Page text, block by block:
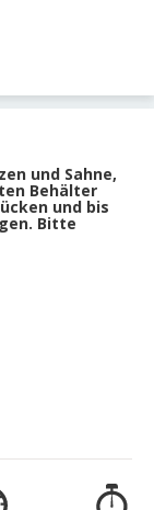
und Sahne,
Behälter
und bis
Bitte